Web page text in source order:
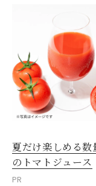
夏だけ楽しめる数
のトマトジュース
PR